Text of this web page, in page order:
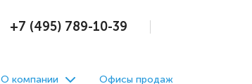
+7 (495) 789-10-39
О компании Офисы продаж